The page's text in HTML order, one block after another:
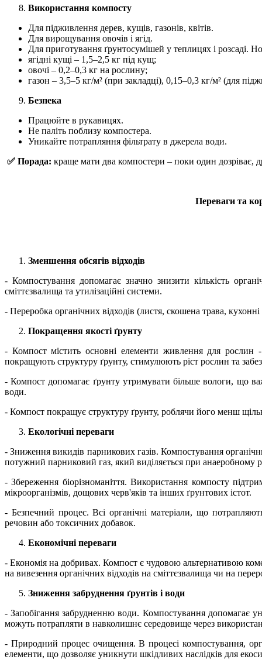
Використання компосту
Для підживлення дерев, кущів, газонів, квітів.
Для вирощування овочів і ягід.
Для приготування ґрунтосумішей у теплицях і розсаді.
ягідні кущі – 1,5–2,5 кг під кущ;
овочі – 0,2–0,3 кг на рослину;
газон – 3,5–5 кг/м² (при закладці), 0,15–0,3 кг/м² (для
Безпека
Працюйте в рукавицях.
Не паліть поблизу компостера.
Уникайте потрапляння фільтрату в джерела води.
✅ Порада: краще мати два компостери – поки один дозріває,
Переваги та
Зменшення обсягів відходів
- Компостування допомагає значно знизити кількість
сміттєзвалища та утилізаційні системи.
- Переробка органічних відходів (листя, скошена трава,
Покращення якості ґрунту
- Компост містить основні елементи живлення для рослин
покращують структуру ґрунту, стимулюють ріст рослин та
- Компост допомагає ґрунту утримувати більше вологи, що
води.
- Компост покращує структуру ґрунту, роблячи його менш
Екологічні переваги
- Зниження викидів парникових газів. Компостування
потужний парниковий газ, який виділяється при анаеробному
- Збереження біорізноманіття. Використання компосту
мікроорганізмів, дощових черв'яків та інших ґрунтових істот.
- Безпечний процес. Всі органічні матеріали, що
речовин або токсичних добавок.
Економічні переваги
- Економія на добривах. Компост є чудовою альтернативою
на вивезення органічних відходів на сміттєзвалища чи на
Зниження забруднення ґрунтів і води
- Запобігання забрудненню води. Компостування допомагає
можуть потрапляти в навколишнє середовище через
- Природний процес очищення. В процесі компостування,
елементи, що дозволяє уникнути шкідливих наслідків для